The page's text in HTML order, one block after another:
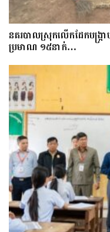
នគរបាលស្រុកលើកដែកបង្ក្រ
ប្រមាណ ១៥នាក់…